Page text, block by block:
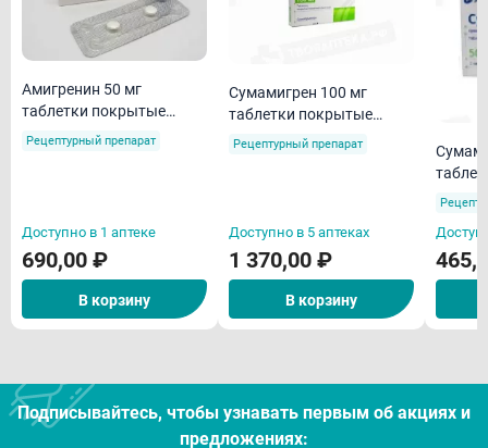
Амигренин 50 мг
таблетки покрытые
пленочной оболочкой N2
Рецептурный препарат
Доступно в 1 аптеке
690,00 ₽
В корзину
Сумамигрен 100 мг
таблетки покрытые
пленочной оболочкой N6
Рецептурный препарат
Доступно в 5 аптеках
1 370,00 ₽
В корзину
Подписывайтесь, чтобы узнавать первым об акцияx и
предложениях: